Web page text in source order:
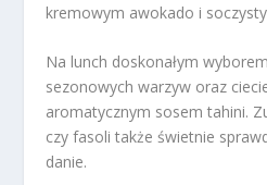
kremowym awokado i
Na lunch doskonałym
sezonowych warzyw oraz
aromatycznym sosem tahini.
czy fasoli także świetnie
danie.